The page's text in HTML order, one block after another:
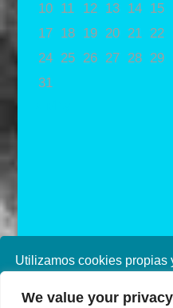
Utilizamos cookies propias
navegando, consideramos
We value your privacy
10
11 12 13 14 15
17
18 19 20 21 22
24
25 26 27 28 29
31